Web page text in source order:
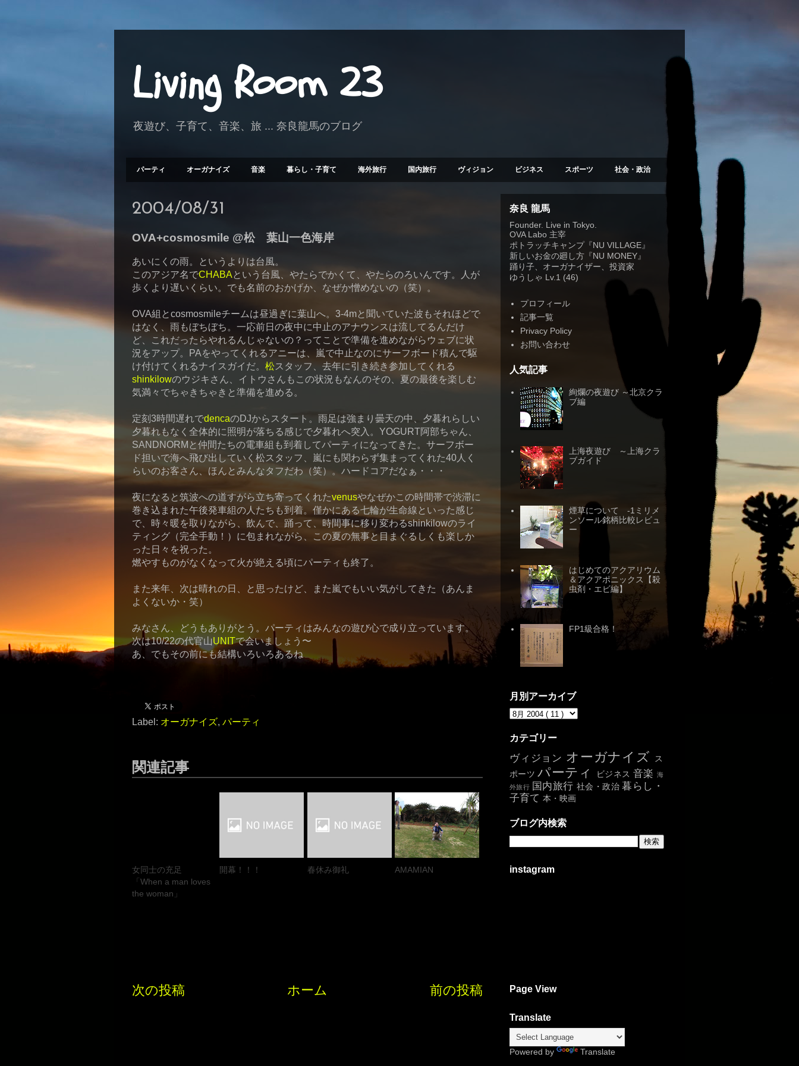
Living Room 23
夜遊び、子育て、音楽、旅 ... 奈良龍馬のブログ
パーティ オーガナイズ 音楽 暮らし・子育て 海外旅行 国内旅行 ヴィジョン ビジネス スポーツ 社会・政治
2004/08/31
OVA+cosmosmile @松 葉山一色海岸
あいにくの雨。というよりは台風。
このアジア名でCHABAという台風、やたらでかくて、やたらのろいんです。人が
歩くより遅いくらい。でも名前のおかげか、なぜか憎めないの（笑）。
OVA組とcosmosmileチームは昼過ぎに葉山へ。3-4mと聞いていた波もそれほどで
はなく、雨もぼちぼち。一応前日の夜中に中止のアナウンスは流してるんだけ
ど、これだったらやれるんじゃないの？ってことで準備を進めながらウェブに状
況をアップ。PAをやってくれるアニーは、嵐で中止なのにサーフボード積んで駆
け付けてくれるナイスガイだ。 松スタッフ、去年に引き続き参加してくれる
shinkilowのウジキさん、イトウさんもこの状況もなんのその、夏の最後を楽しむ
気満々でちゃきちゃきと準備を進める。
定刻3時間遅れでdencaのDJからスタート。雨足は強まり曇天の中、夕暮れらしい
夕暮れもなく全体的に照明が落ちる感じで夕暮れへ突入。YOGURT阿部ちゃん、
SANDNORMと仲間たちの電車組も到着してパーティになってきた。サーフボー
ド担いで海へ飛び出していく松スタッフ、嵐にも関わらず集まってくれた40人く
らいのお客さん、ほんとみんなタフだわ（笑）。ハードコアだなぁ・・・
夜になると筑波への道すがら立ち寄ってくれたvenusやなぜかこの時間帯で渋滞に
巻き込まれた午後発車組の人たちも到着。僅かにある七輪が生命線といった感じ
で、時々暖を取りながら、飲んで、踊って、時間事に移り変わるshinkilowのライ
ティング（完全手動！）に包まれながら、この夏の無事と目まぐるしくも楽しか
った日々を祝った。
燃やすものがなくなって火が絶える頃にパーティも終了。
また来年、次は晴れの日、と思ったけど、また嵐でもいい気がしてきた（あんま
よくないか・笑）
みなさん、どうもありがとう。パーティはみんなの遊び心で成り立っています。
次は10/22の代官山UNITで会いましょう〜
あ、でもその前にも結構いろいろあるね
Label: オーガナイズ, パーティ
関連記事
女同士の充足
「When a man loves
the woman」
開幕！！！ 春休み御礼 AMAMIAN
次の投稿 前の投稿
ホーム
奈良 龍馬
Founder. Live in Tokyo.
OVA Labo 主宰
ポトラッチキャンプ『NU VILLAGE』
新しいお金の廻し方『NU MONEY』
踊り子、オーガナイザー、投資家
ゆうしゃ Lv.1 (46)
プロフィール
記事一覧
Privacy Policy
お問い合わせ
人気記事
絢爛の夜遊び ～北京クラ
ブ編
上海夜遊び ～上海クラ
ブガイド
煙草について -1ミリメ
ンソール銘柄比較レビュ
ー
はじめてのアクアリウム
＆アクアポニックス【殺
虫剤・エビ編】
FP1級合格！
月別アーカイブ
カテゴリー
ヴィジョン オーガナイズ
ス
ポーツパーティ ビジネス 音楽 海
外旅行 国内旅行 社会・政治暮らし・
子育て 本・映画
ブログ内検索
instagram
Page View
Translate
Powered by Translate